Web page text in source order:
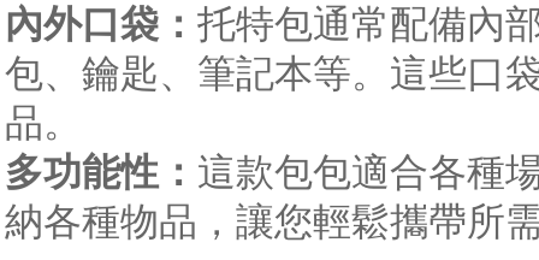
內外口袋： 托特包通常配備內
包、鑰匙、筆記本等。這些口
品。
多功能性： 這款包包適合各種
納各種物品，讓您輕鬆攜帶所